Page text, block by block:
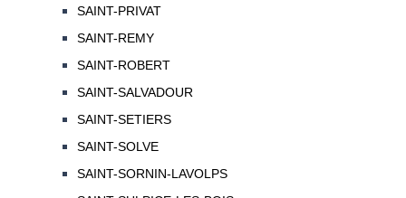
SAINT-PRIVAT
SAINT-REMY
SAINT-ROBERT
SAINT-SALVADOUR
SAINT-SETIERS
SAINT-SOLVE
SAINT-SORNIN-LAVOLPS